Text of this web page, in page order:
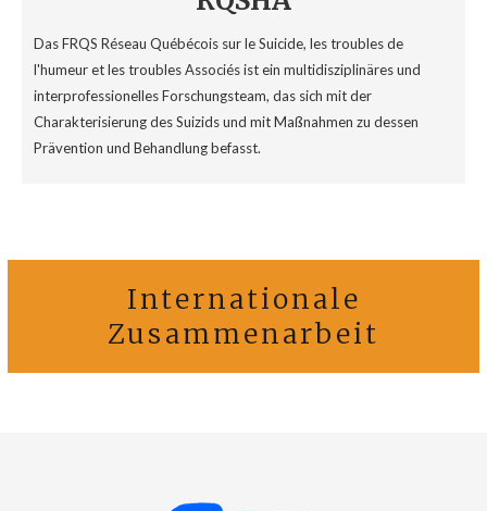
Das FRQS Réseau Québécois sur le Suicide, les troubles de
l'humeur et les troubles Associés ist ein multidisziplinäres und
interprofessionelles Forschungsteam, das sich mit der
Charakterisierung des Suizids und mit Maßnahmen zu dessen
Prävention und Behandlung befasst.
Internationale
Zusammenarbeit